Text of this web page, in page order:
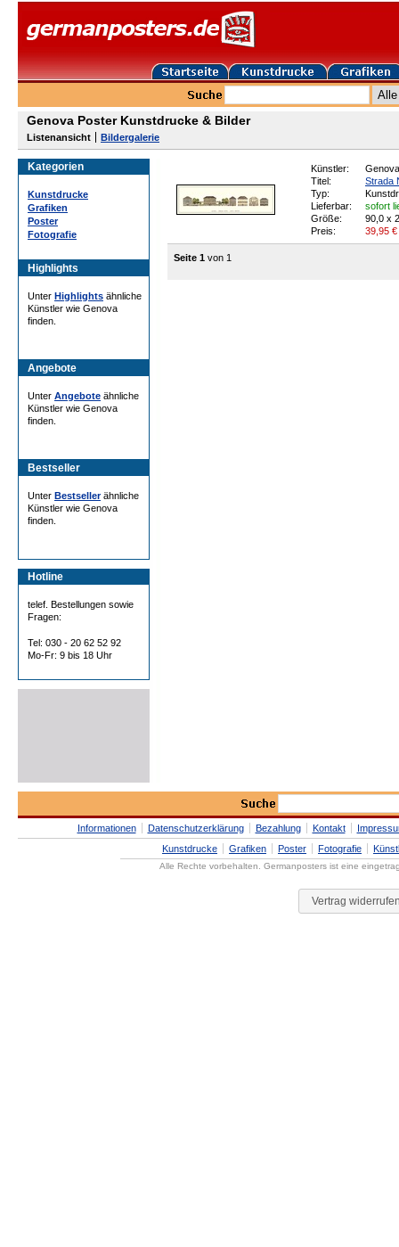
Genova Poster Kunstdrucke & Bilder
Listenansicht Bildergalerie
Kategorien
Kunstdrucke
Grafiken
Poster
Fotografie
Highlights
Unter Highlights ähnliche
Künstler wie Genova
finden.
Angebote
Unter Angebote ähnliche
Künstler wie Genova
finden.
Bestseller
Unter Bestsellerähnliche
Künstler wie Genova
finden.
Hotline
telef. Bestellungen sowie
Fragen:
Tel: 030 - 20 62 52 92
Mo-Fr: 9 bis 18 Uhr
Künstler:
Genova
Titel:
Strada
Typ:
Lieferbar:
sofort
Größe:
90,0 x
Preis:
39,95 €
Seite 1 von 1
Informationen Datenschutzerklärung Bezahlung Kontakt
Kunstdrucke
Grafiken Poster Fotografie
Alle Rechte vorbehalten. Germanposters ist eine
Vertrag